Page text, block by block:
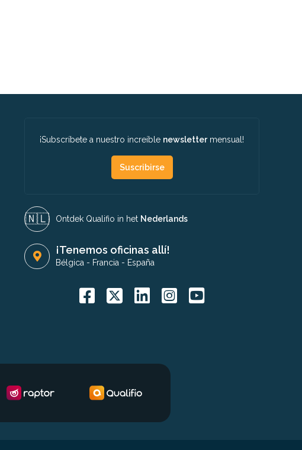
¡Subscríbete a nuestro increíble newslettermensual!
Suscribirse
🇳🇱​ Ontdek Qualifio in het Nederlands
¡Tenemos oficinas allí!
Bélgica - Francia - España